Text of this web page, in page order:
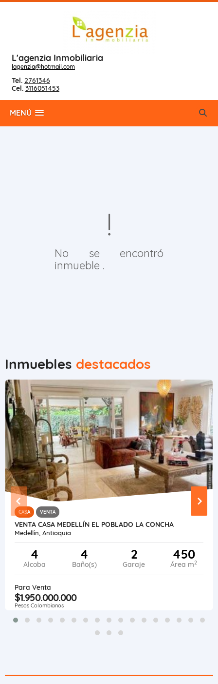
L'agenzia Inmobiliaria
lagenzia@hotmail.com
Tel. 2761346
Cel. 3116051453
MENÚ
No se encontró
inmueble .
Inmuebles destacados
CASA VENTA
VENTA CASA MEDELLÍN EL POBLADO LA CONCHA
Medellín, Antioquia
4
Alcoba
4
Baño(s)
2
Garaje
450
Área m2
Para Venta
$1.950.000.000
Pesos Colombianos